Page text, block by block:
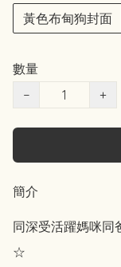
黃色布甸狗封面
數量
−
+
簡介
同深受活躍媽咪同
☆